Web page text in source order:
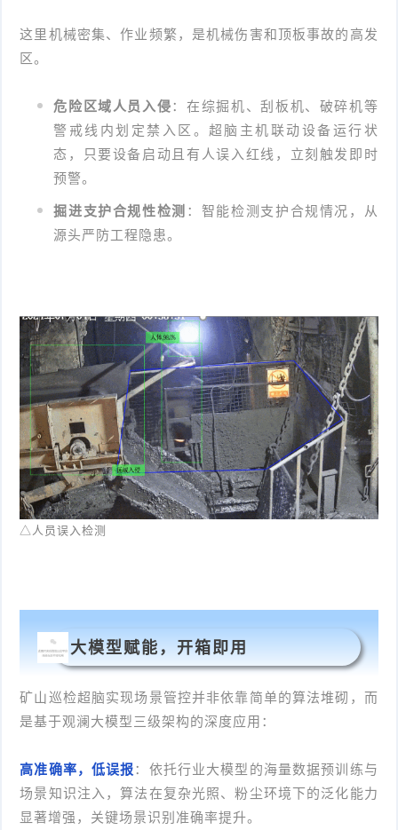
这里机械密集、作业频繁，是机械伤害和顶板事故的高发
区。
危险区域人员入侵：在综掘机、刮板机、破碎机等
警戒线内划定禁入区。超脑主机联动设备运行状
态，只要设备启动且有人误入红线，立刻触发即时
预警。
掘进支护合规性检测 ：智能检测支护合规情况，从
源头严防工程隐患。
△人员误入检测
大模型赋能，开箱即用
矿山巡检超脑实现场景管控并非依靠简单的算法堆砌，而
是基于观澜大模型三级架构的深度应用：
高准确率，低误报：依托行业大模型的海量数据预训练与
场景知识注入，算法在复杂光照、粉尘环境下的泛化能力
显著增强，关键场景识别准确率提升。